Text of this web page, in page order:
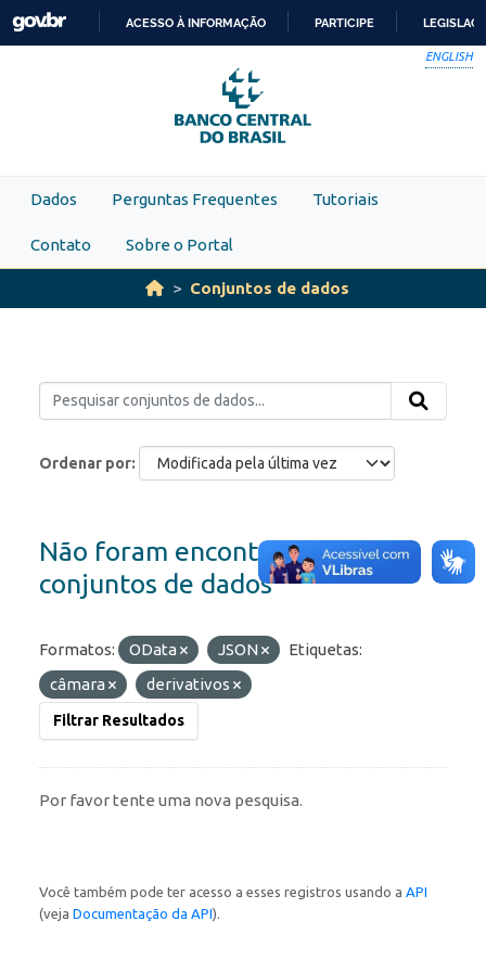
Skip to main content
PARA
O
CONTEÚDO
ACESSO À INFORMAÇÃO PARTICIPE
ENGLISH
Dados Perguntas Frequentes Tutoriais
Contato Sobre o Portal
Conjuntos de dados
Ordenar por
Não foram encontrados
conjuntos de dados
Formatos: OData JSON
Etiquetas:
câmara
derivativos
Filtrar Resultados
Por favor tente uma nova pesquisa.
Você também pode ter acesso a esses registros usando a API
(veja Documentação da API).